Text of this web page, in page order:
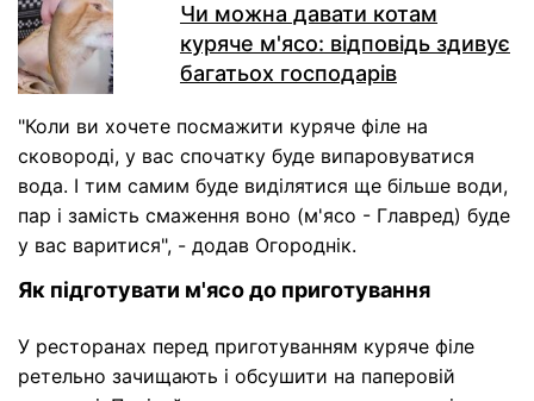
Чи можна давати котам
куряче м'ясо: відповідь здивує
багатьох господарів
"Коли ви хочете посмажити куряче філе на
сковороді, у вас спочатку буде випаровуватися
вода. І тим самим буде виділятися ще більше води,
пар і замість смаження воно (м'ясо - Главред) буде
у вас варитися", - додав Огороднік.
Як підготувати м'ясо до приготування
У ресторанах перед приготуванням куряче філе
ретельно зачищають і обсушити на паперовій